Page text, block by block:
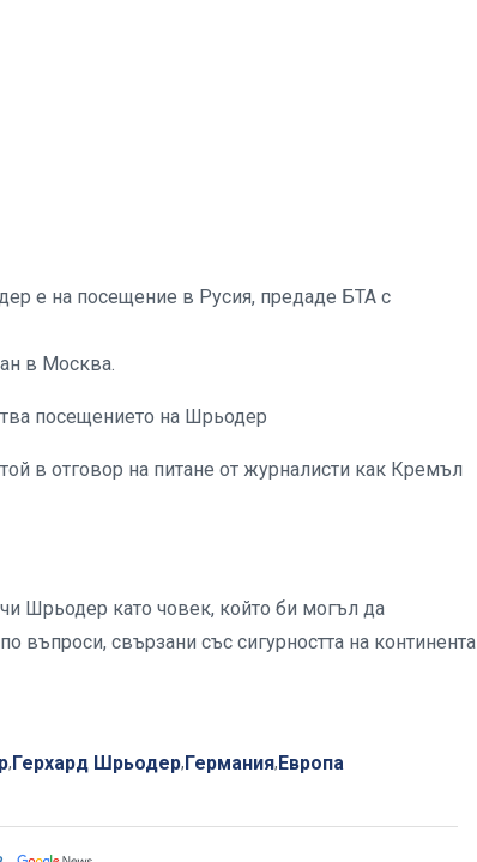
е на посещение в Русия, предаде БТА с
в Москва.
посещението на Шрьодер
в отговор на питане от журналисти как Кремъл
Шрьодер като човек, който би могъл да
свързани със сигурността на континента
,Герхард Шрьодер,Германия,Европа